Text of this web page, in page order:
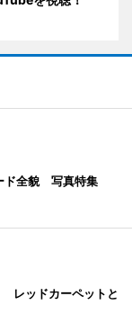
ド全貌 写真特集
レッドカーペットと